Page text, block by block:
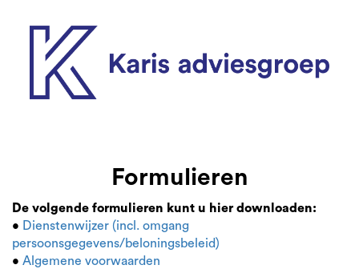
Formulieren
De volgende formulieren kunt u hier downloaden:
• Dienstenwijzer (incl. omgang
persoonsgegevens/beloningsbeleid)
• Algemene voorwaarden